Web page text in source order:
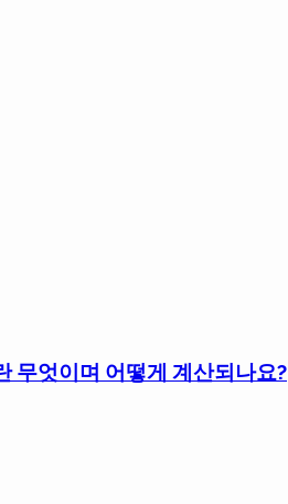
무엇이며 어떻게 계산되나요?